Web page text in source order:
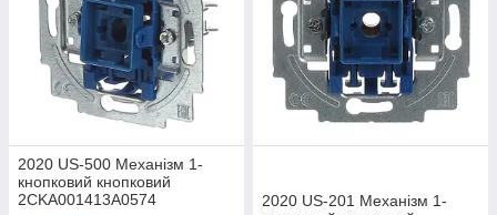
2020 US-500 Механізм 1-
кнопковий кнопковий
2CKA001413A0574
2020 US-201 Механізм 1-